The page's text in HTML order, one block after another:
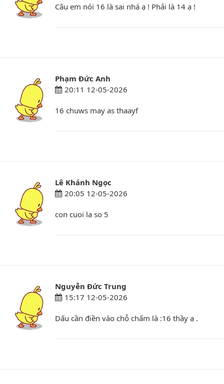
Câu em nói 16 là sai nhá ạ ! Phải là 14 ạ !
Phạm Đức Anh
20:11 12-05-2026
16 chuws may as thaayf
Lê Khánh Ngọc
20:05 12-05-2026
con cuoi la so 5
Nguyễn Đức Trung
15:17 12-05-2026
Dấu cần điền vào chỗ chấm là :16 thầy ạ .